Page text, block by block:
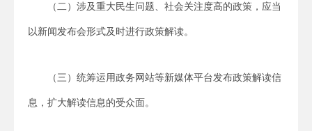
（二）涉及重大民生问题、社会关注度高的政策，应当
以新闻发布会形式及时进行政策解读。
（三）统筹运用政务网站等新媒体平台发布政策解读信
息，扩大解读信息的受众面。